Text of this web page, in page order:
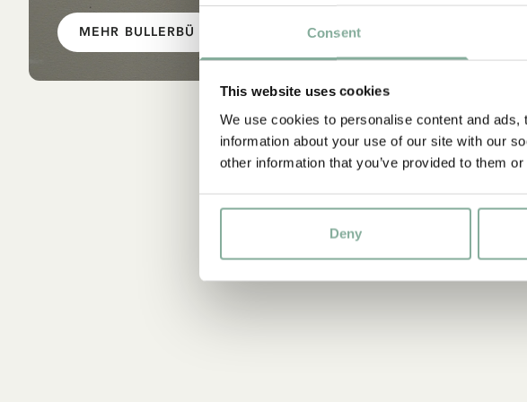
Consent
This website uses cookies
We use cookies to personalise content and
information about your use of our site with our
other information that you’ve provided to them
Deny
MEHR BULLERBÜ